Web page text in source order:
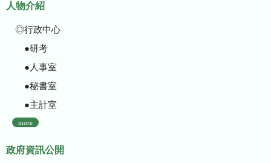
人物介紹
◎行政中心
●研考
●人事室
●秘書室
●主計室
more
政府資訊公開